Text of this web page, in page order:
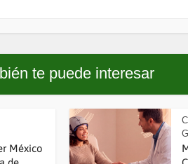
te puede interesar
México